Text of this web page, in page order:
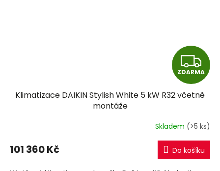
Z
D
A
R
M
A
ZDARMA
Klimatizace DAIKIN Stylish White 5 kW R32 včetně
montáže
Skladem (>5 ks)
101 360 Kč Do košíku